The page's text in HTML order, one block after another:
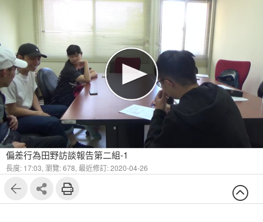
偏差行為田野訪談報告第二組-1
長度: 17:03, 瀏覽: 678, 最近修訂: 2020-04-26